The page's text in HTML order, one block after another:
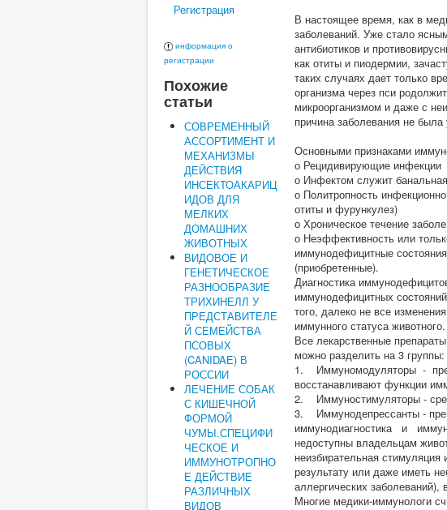
Регистрация
информация о
регистрации
Похожие
статьи
СОВРЕМЕННЫЙ
АССОРТИМЕНТ И
МЕХАНИЗМЫ
ДЕЙСТВИЯ
ИНСЕКТОАКАРИЦ
ИДОВ ДЛЯ
МЕЛКИХ
ДОМАШНИХ
ЖИВОТНЫХ
ВИДОВОЕ И
ГЕНЕТИЧЕСКОЕ
РАЗНООБРАЗИЕ
ТРИХИНЕЛЛ У
ПРЕДСТАВИТЕЛЕ
Й СЕМЕЙСТВА
ПСОВЫХ
(CANIDAE) В
РОССИИ
ЛЕЧЕНИЕ СОБАК
С КИШЕЧНОЙ
ФОРМОЙ
ЧУМЫ.СПЕЦИФИ
ЧЕСКОЕ И
ИММУНОТРОПНО
Е ДЕЙСТВИЕ
РАЗЛИЧНЫХ
ВИДОВ
В настоящее время, как в
заболеваний. Уже стало
антибиотиков и
как отиты и пиодермии,
таких случаях дает только
организма через пси
микроорганизмом и даже с
причина заболевания не
Основными признаками
о Рецидивирующие инфекции
о Инфектом служит
о Политропность
отиты и фурункулез)
о Хроническое течение
о Неэффективность или
иммунодефицитные
(приобретенные).
Диагностика
иммунодефицитных
того, далеко не все
иммунного статуса животного.
Все лекарственные
можно разделить на 3 группы:
1. Иммуномодуляторы -
восстанавливают функции
2. Иммуностимуляторы -
3. Иммунодепрессанты -
иммунодиагностика и
недоступны владельцам
неизбирательная
результату или даже иметь
аллергических
Многие медики-иммунологи